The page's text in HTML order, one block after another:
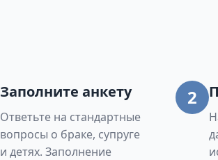
Заполните анкету
Ответьте на стандартные
вопросы о браке, супруге
и детях. Заполнение
2